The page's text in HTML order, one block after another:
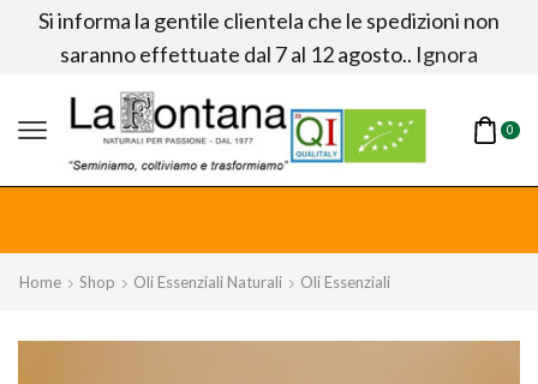
Si informa la gentile clientela che le spedizioni non
saranno effettuate dal 7 al 12 agosto.. Ignora
0
Home Shop Oli Essenziali Naturali Oli Essenziali